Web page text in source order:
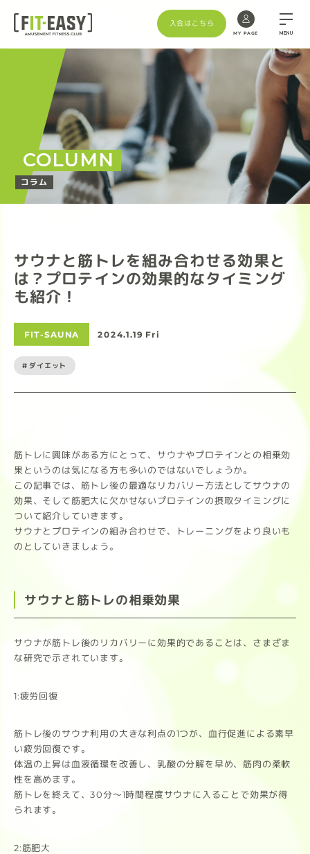
入会はこちら
MY PAGE MENU
COLUMN
コラム
サウナと筋トレを組み合わせる効果と
は？プロテインの効果的なタイミング
も紹介！
FIT-SAUNA 2024.1.19 Fri
#ダイエット
筋トレに興味がある方にとって、サウナやプロテインとの相乗効
果というのは気になる方も多いのではないでしょうか。
この記事では、筋トレ後の最適なリカバリー方法としてサウナの
効果、そして筋肥大に欠かせないプロテインの摂取タイミングに
ついて紹介していきます。
サウナとプロテインの組み合わせで、トレーニングをより良いも
のとしていきましょう。
サウナと筋トレの相乗効果
サウナが筋トレ後のリカバリーに効果的であることは、さまざま
な研究で示されています。
1:疲労回復
筋トレ後のサウナ利用の大きな利点の1つが、血行促進による素早
い疲労回復です。
体温の上昇は血液循環を改善し、乳酸の分解を早め、筋肉の柔軟
性を高めます。
筋トレを終えて、30分〜1時間程度サウナに入ることで効果が得
られます。
2:筋肥大